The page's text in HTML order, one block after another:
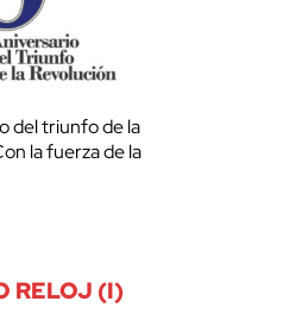
del triunfo de la
la fuerza de la
RELOJ (I)